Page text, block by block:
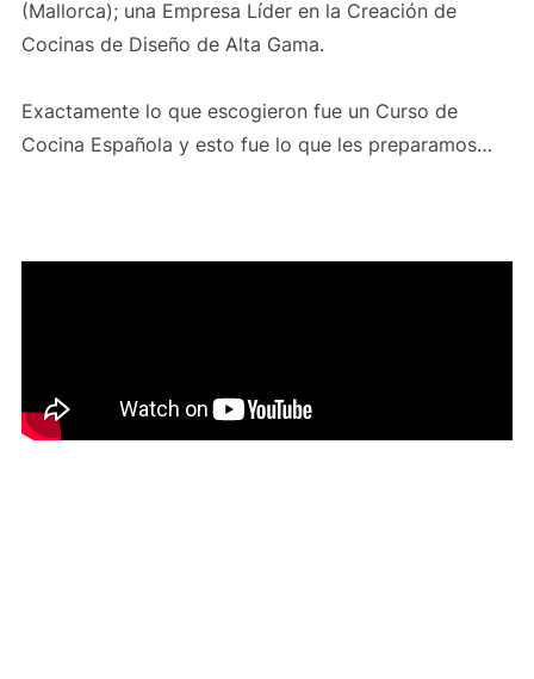
(Mallorca); una Empresa Líder en la Creación de
Cocinas de Diseño de Alta Gama.
Exactamente lo que escogieron fue un Curso de
Cocina Española y esto fue lo que les preparamos…